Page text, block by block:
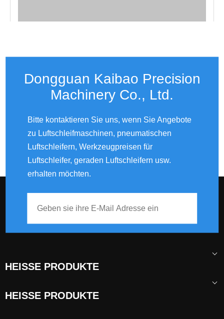
Dongguan Kaibao Precision
Machinery Co., Ltd.​​​​​​​
Bitte kontaktieren Sie uns, wenn Sie Angebote
zu Luftschleifmaschinen, pneumatischen
Luftschleifern, Werkzeugpreisen für
Luftschleifer, geraden Luftschleifern usw.
erhalten möchten.
HEISSE PRODUKTE
HEISSE PRODUKTE